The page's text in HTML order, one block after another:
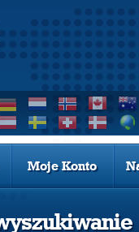
Moje Konto